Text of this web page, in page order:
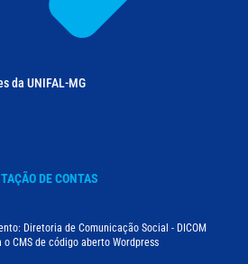
da UNIFAL-MG
DE CONTAS
Diretoria de Comunicação Social - DICOM
o CMS de código aberto Wordpress